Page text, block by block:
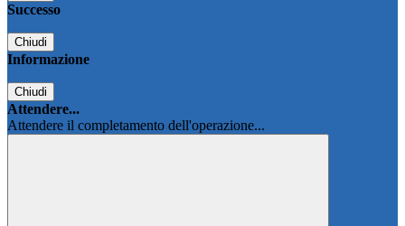
Successo
Chiudi
Informazione
Chiudi
Attendere...
Attendere il completamento dell'operazione...